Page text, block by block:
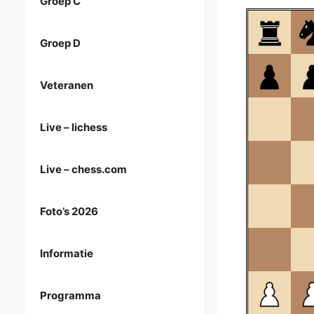
Groep D
Veteranen
Live – lichess
Live – chess.com
Foto’s 2026
Informatie
Programma